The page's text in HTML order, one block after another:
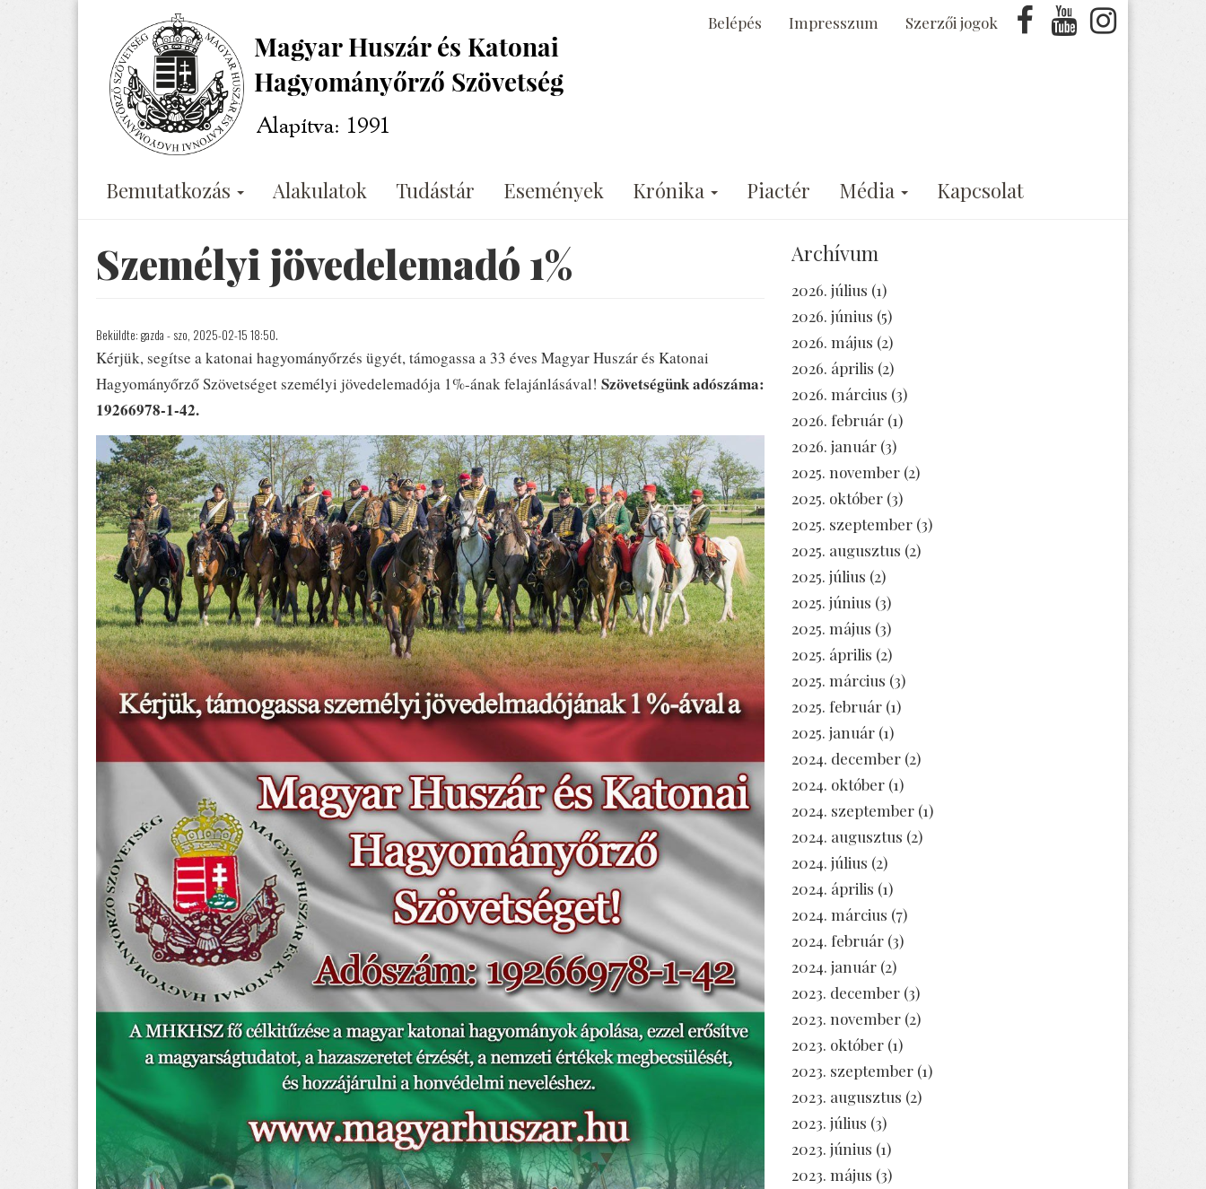
Belépés Impresszum Szerzői jogok
Bemutatkozás Alakulatok Tudástár Események Krónika Piactér Média Kapcsolat
Személyi jövedelemadó 1%
Beküldte: gazda - szo, 2025-02-15 18:50.
Kérjük, segítse a katonai hagyományőrzés ügyét, támogassa a 33 éves Magyar Huszár és Katonai
Hagyományőrző Szövetséget személyi jövedelemadója 1%-ának felajánlásával! Szövetségünk adószáma:
19266978-1-42.
Archívum
2026. július (1)
2026. június (5)
2026. május (2)
2026. április (2)
2026. március (3)
2026. február (1)
2026. január (3)
2025. november (2)
2025. október (3)
2025. szeptember (3)
2025. augusztus (2)
2025. július (2)
2025. június (3)
2025. május (3)
2025. április (2)
2025. március (3)
2025. február (1)
2025. január (1)
2024. december (2)
2024. október (1)
2024. szeptember (1)
2024. augusztus (2)
2024. július (2)
2024. április (1)
2024. március (7)
2024. február (3)
2024. január (2)
2023. december (3)
2023. november (2)
2023. október (1)
2023. szeptember (1)
2023. augusztus (2)
2023. július (3)
2023. június (1)
2023. május (3)